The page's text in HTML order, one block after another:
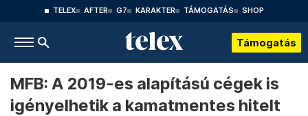
TELEX AFTER G7 KARAKTER TÁMOGATÁS SHOP
Támogatás
MFB: A 2019-es alapítású cégek is
igényelhetik a kamatmentes hitelt